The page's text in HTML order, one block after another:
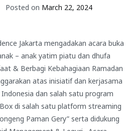
Posted on March 22, 2024
Jakarta mengadakan acara buka
– anak yatim piatu dan dhufa
& Berbagi Kebahagiaan Ramadan
atas inisiatif dan kerjasama
dan salah satu program
di salah satu platform streaming
Paman Gery” serta didukung